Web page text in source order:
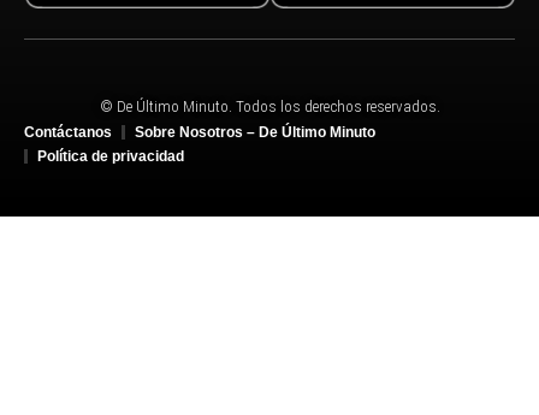
© De Último Minuto. Todos los derechos reservados.
Contáctanos
Sobre Nosotros – De Último Minuto
Política de privacidad